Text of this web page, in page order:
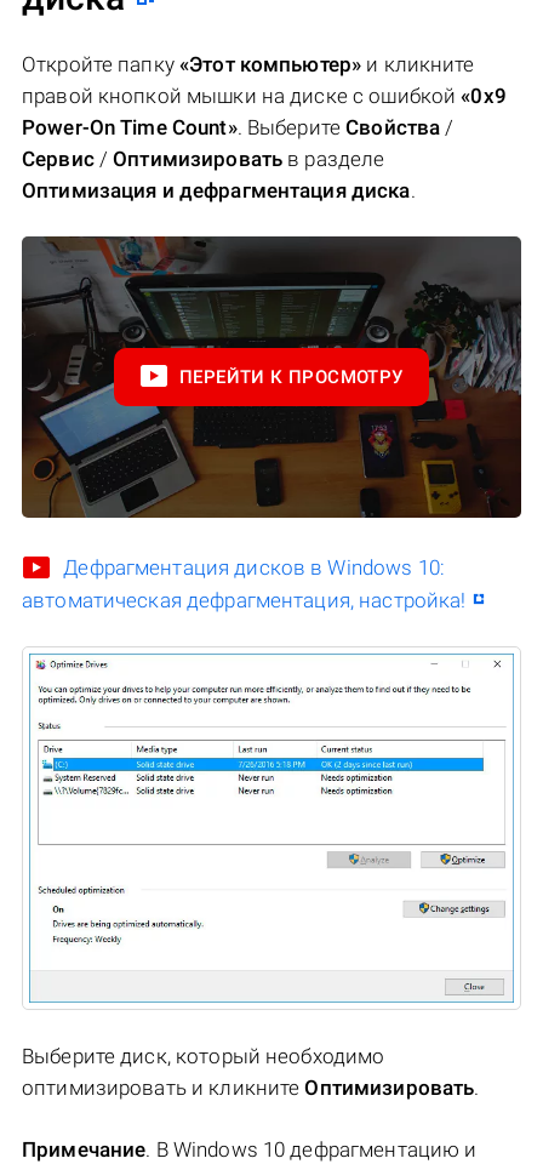
Откройте папку «Этот компьютер» и кликните
правой кнопкой мышки на диске с ошибкой«0x9
Power-On Time Count». ВыберитеСвойства /
Сервис/Оптимизировать в разделе
Оптимизация и дефрагментация диска.
ПЕРЕЙТИ К ПРОСМОТРУ
Дефрагментация дисков в Windows 10:
автоматическая дефрагментация, настройка!
Выберите диск, который необходимо
оптимизировать и кликнитеОптимизировать.
Примечание. В Windows 10 дефрагментацию и